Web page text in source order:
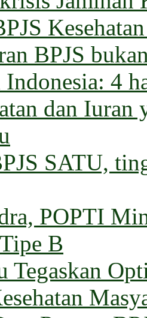
BPJS
Indonesia: 4
dan
SATU,
POPTI
B
Tegaskan